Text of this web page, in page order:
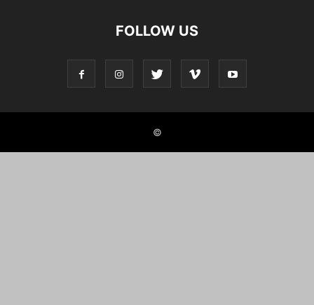
FOLLOW US
©